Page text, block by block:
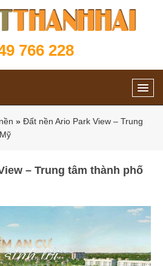
766 228
» Đất nền Ario Park View – Trung
– Trung tâm thành phố